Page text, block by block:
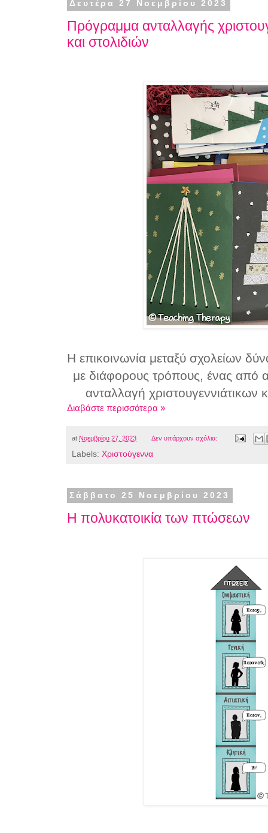
Δευτέρα 27 Νοεμβρίου 2023
Πρόγραμμα ανταλλαγής
και στολιδιών
Η επικοινωνία μεταξύ σχολείων
με διάφορους τρόπους, ένας από
ανταλλαγή χριστουγεννιάτικων
Διαβάστε περισσότερα »
at Νοεμβρίου 27, 2023 Δεν υπάρχουν σχόλια:
Labels: Χριστούγεννα
Σάββατο 25 Νοεμβρίου 2023
Η πολυκατοικία των πτώσεων